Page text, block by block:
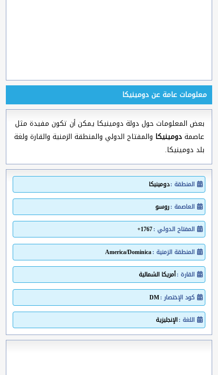
معلومات عامة عن دومينيكا
بعض المعلومات حول دولة دومينيكا يمكن أن تكون مفيدة مثل
عاصمةدومينيكا والمفتاح الدولي والمنطقة الزمنية والقارة ولغة
بلد دومينيكا.
المنطقة :دومينيكا
العاصمة :روسو
المفتاح الدولي :1767+
المنطقة الزمنية :America/Dominica
القارة :أمريكا الشمالية
كود الإختصار :DM
اللغة :الإنجليزية